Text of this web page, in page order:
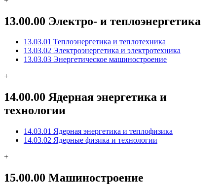
13.00.00 Электро- и теплоэнергетика
13.03.01 Теплоэнергетика и теплотехника
13.03.02 Электроэнергетика и электротехника
13.03.03 Энергетическое машиностроение
+
14.00.00 Ядерная энергетика и
технологии
14.03.01 Ядерная энергетика и теплофизика
14.03.02 Ядерные физика и технологии
+
15.00.00 Машиностроение